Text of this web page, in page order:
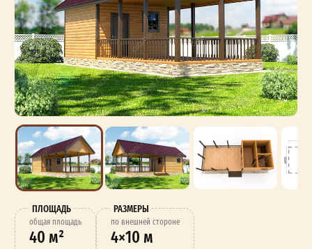
ПЛОЩАДЬ
oбщая площадь
40 м²
РАЗМЕРЫ
по внешней стороне
4×10 м